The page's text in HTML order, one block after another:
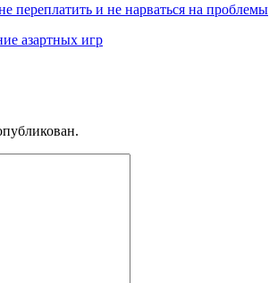
переплатить и не нарваться на проблемы
азартных игр